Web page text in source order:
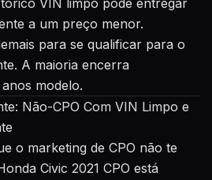
VIN limpo pode entregar
a um preço menor.
para se qualificar para o
A maioria encerra
modelo.
Não-CPO Com VIN Limpo e
o marketing de CPO não te
Civic 2021 CPO está